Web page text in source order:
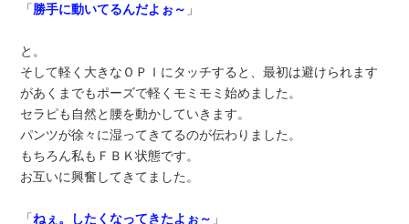
「勝手に動いてるんだよぉ～ 」
と。
そして軽く大きなＯＰＩにタッチすると、最初は避けられます
があくまでもポーズで軽くモミモミ始めました。
セラピも自然と腰を動かしていきます。
パンツが徐々に湿ってきてるのが伝わりました。
もちろん私もＦＢＫ状態です。
お互いに興奮してきてました。
「ねぇ。したくなってきたよぉ～ 」